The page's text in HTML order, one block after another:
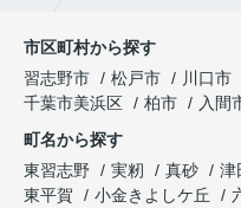
市区町村から探す
習志野市
松戸市 川口市
千葉市美浜区
柏市 入間
町名から探す
東習志野
実籾 真砂 津
東平賀
小金きよしケ丘